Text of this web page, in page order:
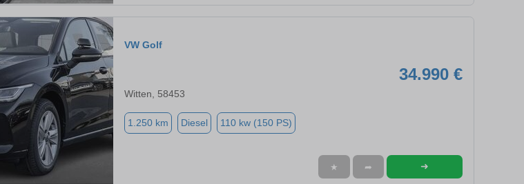
VW Golf
34.990 €
Witten, 58453
1.250 km Diesel 110 kw (150 PS)
★ ➦ ➜